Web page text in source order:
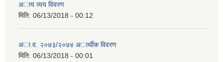
अाय व्यय विवरण
मिति: 06/13/2018 - 00:12
अा.व. २०७३/२०७४ अार्थीक विवरण
मिति: 06/13/2018 - 00:01